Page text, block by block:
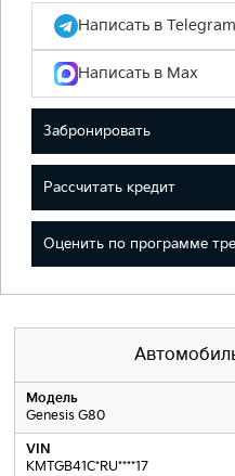
Написать в Telegram
Написать в Max
Забронировать
Рассчитать кредит
Оценить по программе
Модель
Genesis G80
VIN
KMTGB41C*RU****17